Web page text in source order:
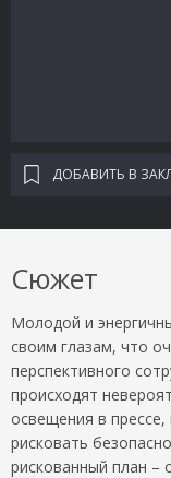
ДОБАВИТЬ В
Сюжет
Молодой и
своим глазам, что
перспективного
происходят
освещения в
рисковать
рискованный план –